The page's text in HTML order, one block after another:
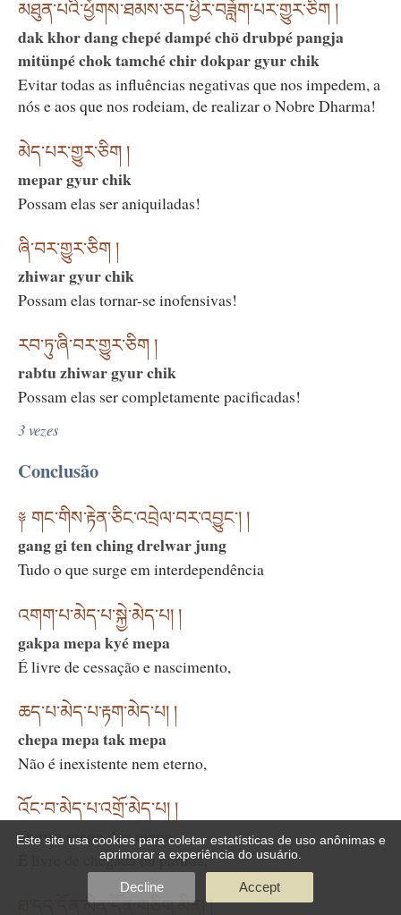
མཐུན་པའི་ཕྱོགས་ཐམས་ཅད་ཕྱིར་བཟློག་པར་གྱུར་ཅིག །
dak khor dang chepé dampé chö drubpé pangja
mitünpé chok tamché chir dokpar gyur chik
Evitar todas as influências negativas que nos impedem, a
nós e aos que nos rodeiam, de realizar o Nobre Dharma!
མེད་པར་གྱུར་ཅིག །
mepar gyur chik
Possam elas ser aniquiladas!
ཞི་བར་གྱུར་ཅིག །
zhiwar gyur chik
Possam elas tornar-se inofensivas!
རབ་ཏུ་ཞི་བར་གྱུར་ཅིག །
rabtu zhiwar gyur chik
Possam elas ser completamente pacificadas!
3 vezes
Conclusão
༈ གང་གིས་རྟེན་ཅིང་འབྲེལ་བར་འབྱུང་། །
gang gi ten ching drelwar jung
Tudo o que surge em interdependência
འགག་པ་མེད་པ་སྐྱེ་མེད་པ། །
gakpa mepa kyé mepa
É livre de cessação e nascimento,
ཆད་པ་མེད་པ་རྟག་མེད་པ། །
chepa mepa tak mepa
Não é inexistente nem eterno,
འོང་བ་མེད་པ་འགྲོ་མེད་པ། །
ongwa mepa dro mepa
É livre de chegada ou partida,
ཐ་དད་དོན་མིན་དོན་གཅིག་མིན། །
Este site usa cookies para coletar estatísticas de uso anônimas e
aprimorar a experiência do usuário.
Decline Accept